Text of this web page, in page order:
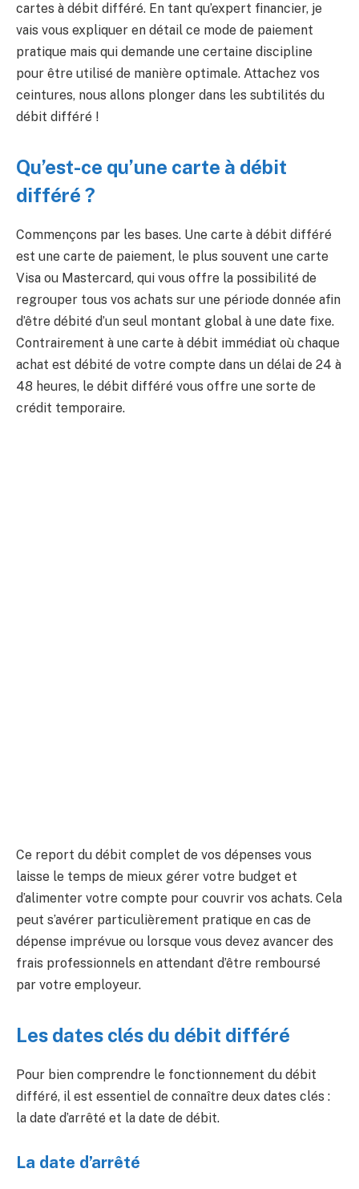
cartes à débit différé. En tant qu’expert financier, je
vais vous expliquer en détail ce mode de paiement
pratique mais qui demande une certaine discipline
pour être utilisé de manière optimale. Attachez vos
ceintures, nous allons plonger dans les subtilités du
débit différé !
Qu’est-ce qu’une carte à débit
différé ?
Commençons par les bases. Une carte à débit différé
est une carte de paiement, le plus souvent une carte
Visa ou Mastercard, qui vous offre la possibilité de
regrouper tous vos achats sur une période donnée afin
d’être débité d’un seul montant global à une date fixe.
Contrairement à une carte à débit immédiat où chaque
achat est débité de votre compte dans un délai de 24 à
48 heures, le débit différé vous offre une sorte de
crédit temporaire.
Ce report du débit complet de vos dépenses vous
laisse le temps de mieux gérer votre budget et
d’alimenter votre compte pour couvrir vos achats. Cela
peut s’avérer particulièrement pratique en cas de
dépense imprévue ou lorsque vous devez avancer des
frais professionnels en attendant d’être remboursé
par votre employeur.
Les dates clés du débit différé
Pour bien comprendre le fonctionnement du débit
différé, il est essentiel de connaître deux dates clés :
la date d’arrêté et la date de débit.
La date d’arrêté